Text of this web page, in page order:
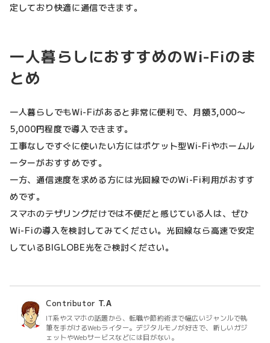
定しており快適に通信できます。
一人暮らしにおすすめのWi-Fiのま
とめ
一人暮らしでもWi-Fiがあると非常に便利で、月額3,000〜
5,000円程度で導入できます。
工事なしですぐに使いたい方にはポケット型Wi-Fiやホームル
ーターがおすすめです。
一方、通信速度を求める方には光回線でのWi-Fi利用がおすす
めです。
スマホのテザリングだけでは不便だと感じている人は、ぜひ
Wi-Fiの導入を検討してみてください。光回線なら高速で安定
しているBIGLOBE光をご検討ください。
Contributor T.A
IT系やスマホの話題から、転職や節約術まで幅広いジャンルで執
筆を手がけるWebライター。デジタルモノが好きで、新しいガジ
ェットやWebサービスなどには目がない。